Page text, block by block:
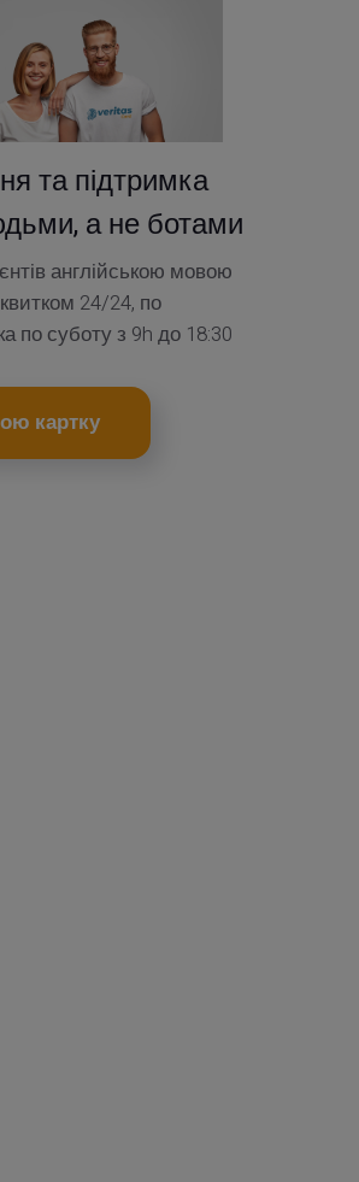
та підтримка
а не ботами
англійською мовою
24/24, по
по суботу з 9h до 18:30
картку